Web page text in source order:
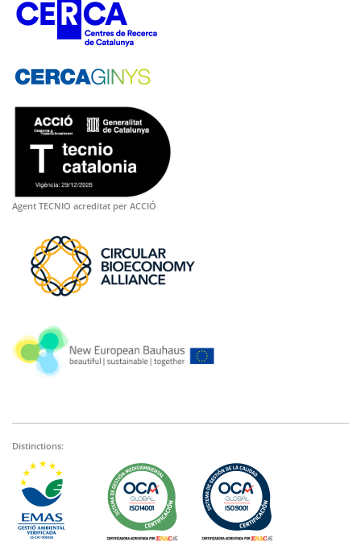
Agent TECNIO acreditat per ACCIÓ
Distinctions: